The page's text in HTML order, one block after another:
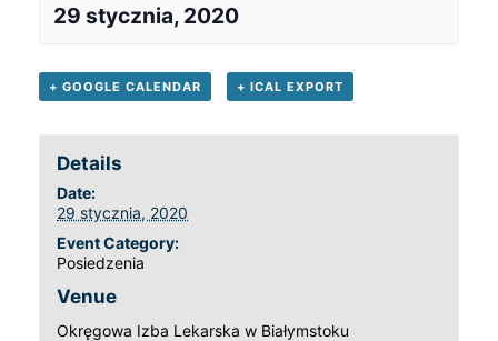
29 stycznia, 2020
+ GOOGLE CALENDAR + ICAL EXPORT
Details
Date:
29 stycznia, 2020
Event Category:
Posiedzenia
Venue
Okręgowa Izba Lekarska w Białymstoku